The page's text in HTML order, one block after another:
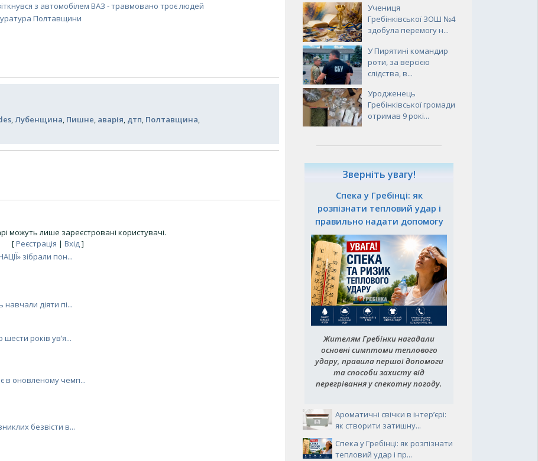
з автомобілем ВАЗ - травмовано троє людей
Полтавщини
,Лубенщина, Пишне, аварія, дтп, Полтавщина,
можуть лише зареєстровані користувачі.
[Реєстрація | Вхід]
зібрали пон...
навчали діяти пі...
шести років ув’я...
в оновленому чемп...
безвісти в...
Учениця
Гребінківської ЗОШ №4
здобула перемогу н...
У Пирятині командир
роти, за версією
слідства, в...
Уродженець
Гребінківської громади
отримав 9 рокі...
Зверніть увагу!
Спека у Гребінці: як
розпізнати тепловий удар і
правильно надати допомогу
Жителям Гребінки нагадали
основні симптоми теплового
удару, правила першої допомоги
та способи захисту від
перегрівання у спекотну погоду.
Ароматичні свічки в інтер’єрі:
як створити затишну...
Спека у Гребінці: як розпізнати
тепловий удар і пр...